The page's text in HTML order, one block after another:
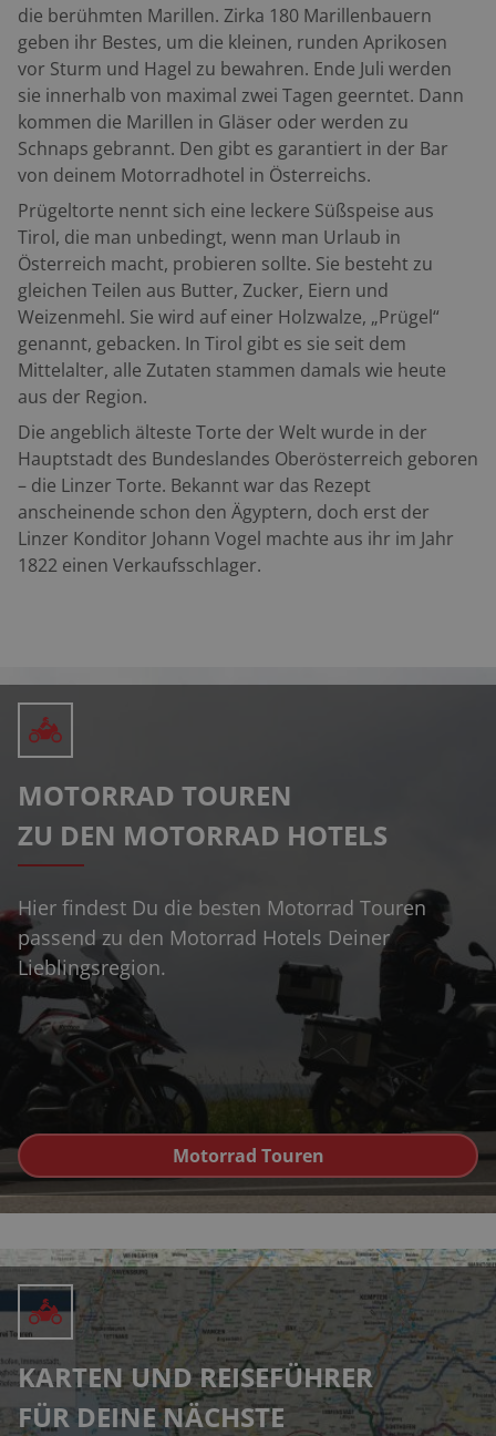
die berühmten Marillen. Zirka 180 Marillenbauern
geben ihr Bestes, um die kleinen, runden Aprikosen
vor Sturm und Hagel zu bewahren. Ende Juli werden
sie innerhalb von maximal zwei Tagen geerntet. Dann
kommen die Marillen in Gläser oder werden zu
Schnaps gebrannt. Den gibt es garantiert in der Bar
von deinem Motorradhotel in Österreichs.
Prügeltorte nennt sich eine leckere Süßspeise aus
Tirol, die man unbedingt, wenn man Urlaub in
Österreich macht, probieren sollte. Sie besteht zu
gleichen Teilen aus Butter, Zucker, Eiern und
Weizenmehl. Sie wird auf einer Holzwalze, „Prügel“
genannt, gebacken. In Tirol gibt es sie seit dem
Mittelalter, alle Zutaten stammen damals wie heute
aus der Region.
Die angeblich älteste Torte der Welt wurde in der
Hauptstadt des Bundeslandes Oberösterreich geboren
– die Linzer Torte. Bekannt war das Rezept
anscheinende schon den Ägyptern, doch erst der
Linzer Konditor Johann Vogel machte aus ihr im Jahr
1822 einen Verkaufsschlager.
MOTORRAD TOUREN
ZU DEN MOTORRAD HOTELS
Hier findest Du die besten Motorrad Touren
passend zu den Motorrad Hotels Deiner
Lieblingsregion.
Motorrad Touren
KARTEN UND REISEFÜHRER
FÜR DEINE NÄCHSTE